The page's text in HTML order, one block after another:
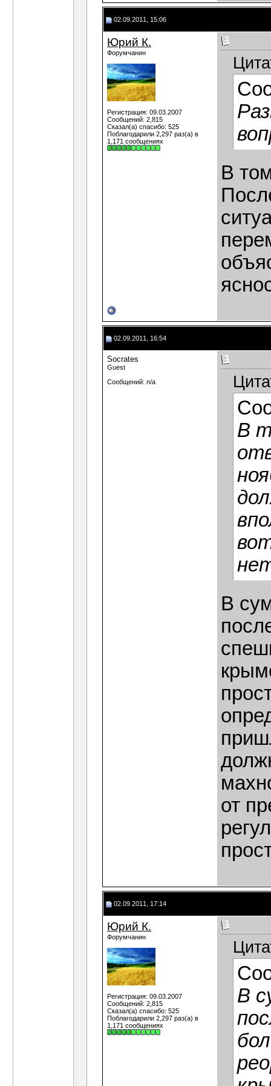
02.09.2011, 15:06
Юрий К.
Форумчанин
Регистрация: 09.03.2007
Сообщений: 2,815
Сказал(а) спасибо: 525
Поблагодарили 2,297 раз(а) в
1,171 сообщениях
В
02.09.2011, 16:54
Socrates
Guest
Сообщений: n/a
В
В
от
02.09.2011, 17:14
Юрий К.
Форумчанин
Регистрация: 09.03.2007
Сообщений: 2,815
Сказал(а) спасибо: 525
Поблагодарили 2,297 раз(а) в
1,171 сообщениях
В